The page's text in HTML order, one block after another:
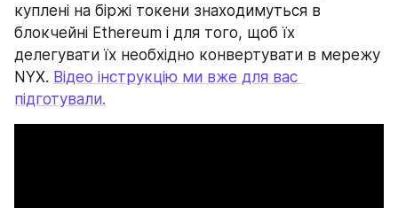
куплені на біржі токени знаходимуться в
блокчейні Ethereum і для того, щоб їх
делегувати їх необхідно конвертувати в мережу
NYX. Відео інструкцію ми вже для вас
підготували.